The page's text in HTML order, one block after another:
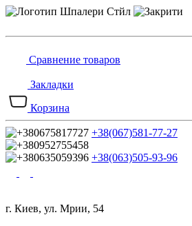
Сравнение товаров
Закладки
Корзина
+38(067)581-77-27
+38(063)505-93-96
г. Киев, ул. Мрии, 54